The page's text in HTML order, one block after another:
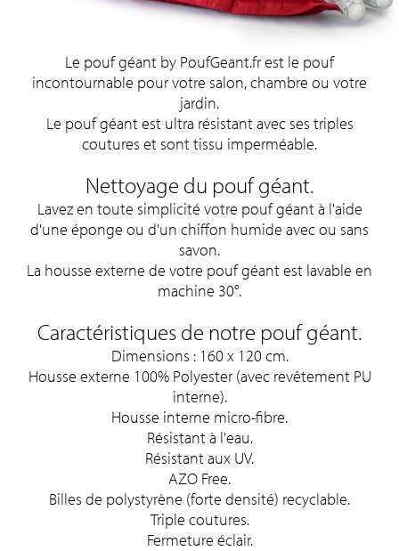
Le pouf géant by PoufGeant.fr est le pouf
incontournable pour votre salon, chambre ou votre
jardin.
Le pouf géant est ultra résistant avec ses triples
coutures et sont tissu imperméable.
Nettoyage du pouf géant.
Lavez en toute simplicité votre pouf géant à l'aide
d'une éponge ou d'un chiffon humide avec ou sans
savon.
La housse externe de votre pouf géant est lavable en
machine 30°.
Caractéristiques de notre pouf géant.
Dimensions : 160 x 120 cm.
Housse externe 100% Polyester (avec revêtement PU
interne).
Housse interne micro-fibre.
Résistant à l'eau.
Résistant aux UV.
AZO Free.
Billes de polystyrène (forte densité) recyclable.
Triple coutures.
Fermeture éclair.